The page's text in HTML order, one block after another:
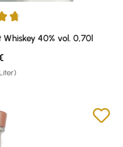
4.69 von 5 Sternen
40% vol. 0,70l
Preis: